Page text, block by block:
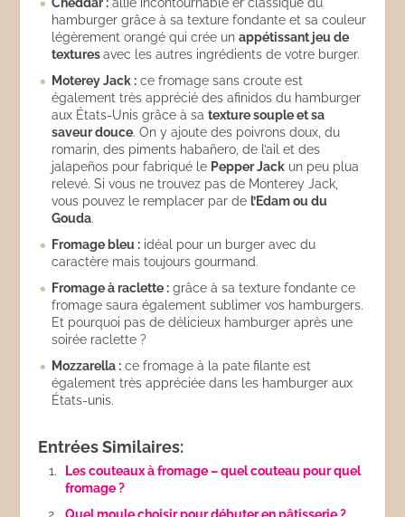
hamburger grâce à sa texture fondante et sa couleur
légèrement orangé qui crée unappétissant jeu de
texturesavec les autres ingrédients de votre burger.
Moterey Jack : ce fromage sans croute est
également très apprécié des afinidos du hamburger
aux États-Unis grâce à satexture souple et sa
saveur douce. On y ajoute des poivrons doux, du
romarin, des piments habañero, de l’ail et des
jalapeños pour fabriqué le Pepper Jack un peu plua
relevé. Si vous ne trouvez pas de Monterey Jack,
vous pouvez le remplacer par de l’Edam ou du
Gouda.
Fromage bleu : idéal pour un burger avec du
caractère mais toujours gourmand.
Fromage à raclette : grâce à sa texture fondante ce
fromage saura également sublimer vos hamburgers.
Et pourquoi pas de délicieux hamburger après une
soirée raclette ?
Mozzarella : ce fromage à la pate filante est
également très appréciée dans les hamburger aux
États-unis.
Entrées Similaires:
Les couteaux à fromage – quel couteau pour quel
fromage ?